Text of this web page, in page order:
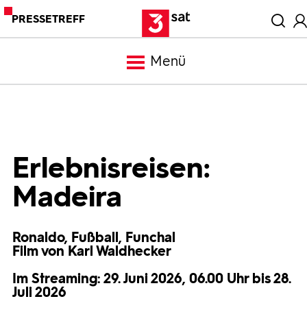
PRESSETREFF
Menü
Trailer
Bilder
Erlebnisreisen:
Madeira
Ronaldo, Fußball, Funchal
Film von Karl Waldhecker
Im Streaming: 29. Juni 2026, 06.00 Uhr bis 28.
Juli 2026